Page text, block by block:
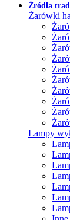
Źródła
Żarówki
Lampy